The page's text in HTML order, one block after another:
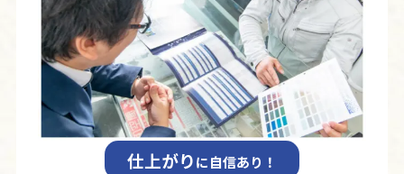
仕上がりに自信あり！